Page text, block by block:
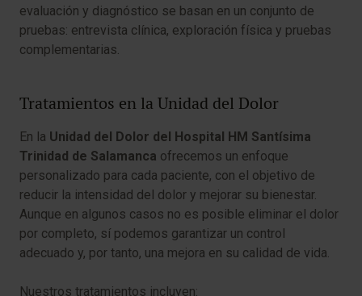
evaluación y diagnóstico se basan en un conjunto de
pruebas: entrevista clínica, exploración física y pruebas
complementarias.
Tratamientos en la Unidad del Dolor
En la Unidad del Dolor del Hospital HM Santísima
Trinidad de Salamanca ofrecemos un enfoque
personalizado para cada paciente, con el objetivo de
reducir la intensidad del dolor y mejorar su bienestar.
Aunque en algunos casos no es posible eliminar el dolor
por completo, sí podemos garantizar un control
adecuado y, por tanto, una mejora en su calidad de vida.
Nuestros tratamientos incluyen: